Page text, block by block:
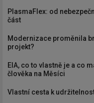
PlasmaFlex: od
část
Modernizace proměnila
projekt?
EIA, co to vlastně je a co
člověka na Měsíci
Vlastní cesta k